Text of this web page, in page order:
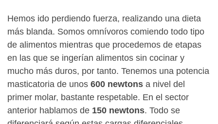
Hemos ido perdiendo fuerza, realizando una dieta
más blanda. Somos omnívoros comiendo todo tipo
de alimentos mientras que procedemos de etapas
en las que se ingerían alimentos sin cocinar y
mucho más duros, por tanto. Tenemos una potencia
masticatoria de unos 600 newtons a nivel del
primer molar, bastante respetable. En el sector
anterior hablamos de 150 newtons. Todo se